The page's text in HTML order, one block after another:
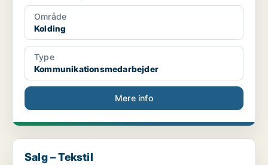
Område
Kolding
Type
Kommunikationsmedarbejder
Mere info
Salg – Tekstil
Salg – Tekstil